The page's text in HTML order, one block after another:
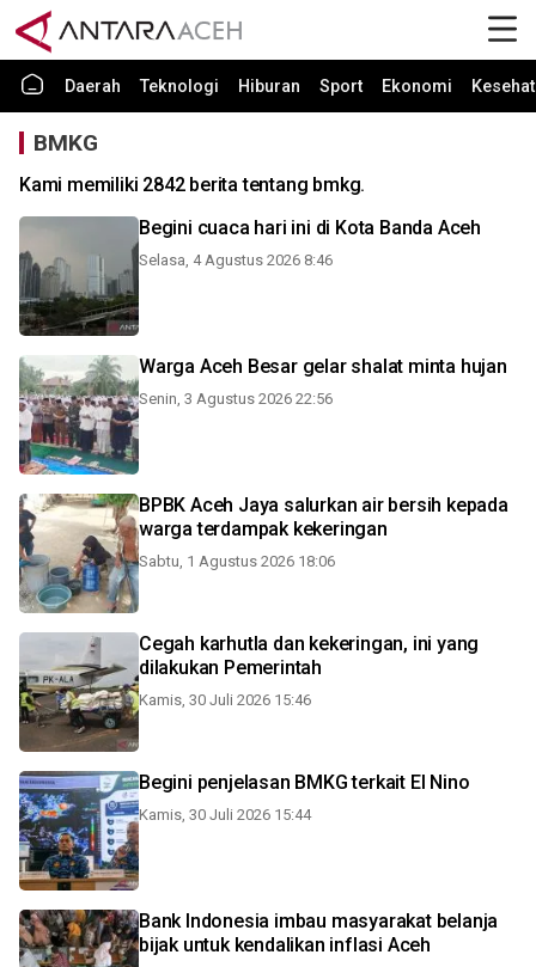
Daerah Teknologi Hiburan Sport Ekonomi
BMKG
Kami memiliki 2842 berita tentang bmkg.
Begini cuaca hari ini di Kota Banda Aceh
Selasa, 4 Agustus 2026 8:46
Warga Aceh Besar gelar shalat minta hujan
Senin, 3 Agustus 2026 22:56
BPBK Aceh Jaya salurkan air bersih kepada
warga terdampak kekeringan
Sabtu, 1 Agustus 2026 18:06
Cegah karhutla dan kekeringan, ini yang
dilakukan Pemerintah
Kamis, 30 Juli 2026 15:46
Begini penjelasan BMKG terkait El Nino
Kamis, 30 Juli 2026 15:44
Bank Indonesia imbau masyarakat belanja
bijak untuk kendalikan inflasi Aceh